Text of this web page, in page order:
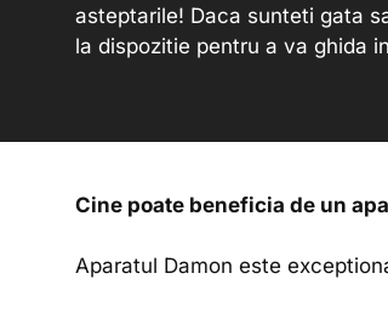
asteptarile! Daca sunteti gata
la dispozitie pentru a va ghida
Cine poate beneficia de un
Aparatul Damon este